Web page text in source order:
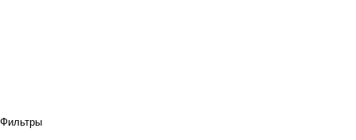
Фильтры